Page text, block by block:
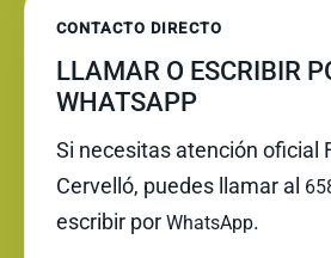
CONTACTO DIRECTO
LLAMAR O ESCRIBIR
WHATSAPP
Si necesitas atención oficial
Cervelló, puedes llamar al
escribir por WhatsApp.